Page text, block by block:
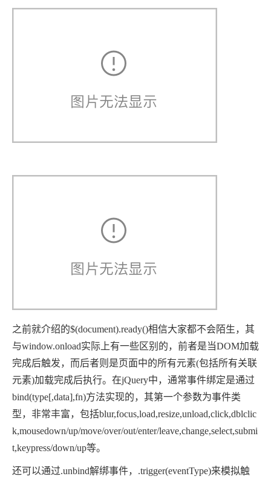
之前就介绍的$(document).ready()相信大家都不会陌生，其
与window.onload实际上有一些区别的，前者是当DOM加载
完成后触发，而后者则是页面中的所有元素(包括所有关联
元素)加载完成后执行。在jQuery中，通常事件绑定是通过
bind(type[,data],fn)方法实现的，其第一个参数为事件类
型，非常丰富，包括blur,focus,load,resize,unload,click,dblclic
k,mousedown/up/move/over/out/enter/leave,change,select,submi
t,keypress/down/up等。
还可以通过.unbind解绑事件，.trigger(eventType)来模拟触